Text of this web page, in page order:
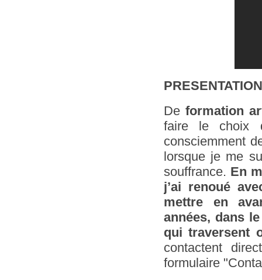
PRESENTATION
Deformation
faire le choix
consciemment
lorsque je me
souffrance. En
j’ai renoué
mettre en
années, dans
qui traversent
contactent
formulaire